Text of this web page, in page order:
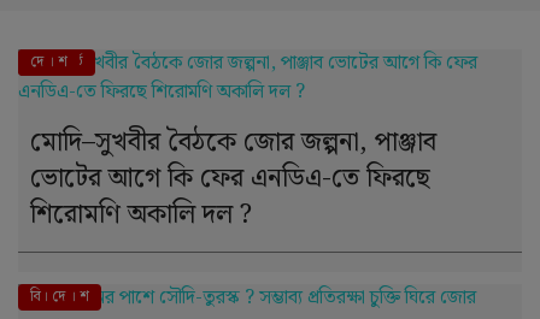
এই মুহূর্তে
দে । শ
মোদি–সুখবীর বৈঠকে জোর জল্পনা, পাঞ্জাব
ভোটের আগে কি ফের এনডিএ-তে ফিরছে
শিরোমণি অকালি দল ?
বি। দে । শ